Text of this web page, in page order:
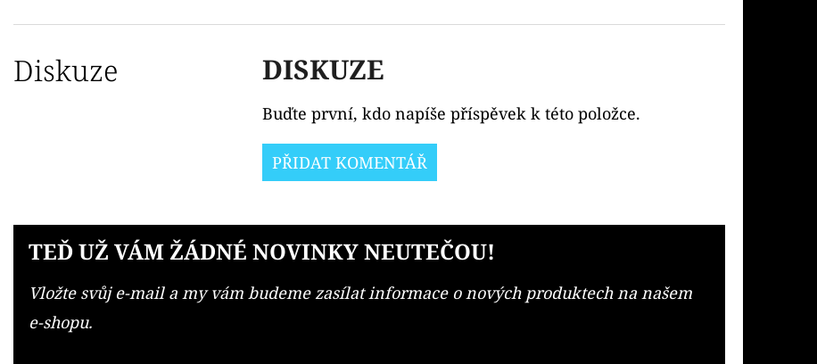
Diskuze DISKUZE
Buďte první, kdo napíše příspěvek k této položce.
PŘIDAT KOMENTÁŘ
TEĎ UŽ VÁM ŽÁDNÉ NOVINKY NEUTEČOU!
Vložte svůj e-mail a my vám budeme zasílat informace o nových produktech na našem
e-shopu.